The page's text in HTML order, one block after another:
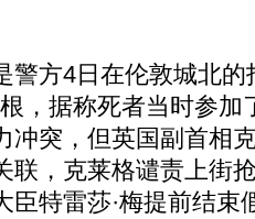
方4日在伦敦城北的
，据称死者当时参
冲突，但英国副首相
，克莱格谴责上街
臣特雷莎·梅提前结束